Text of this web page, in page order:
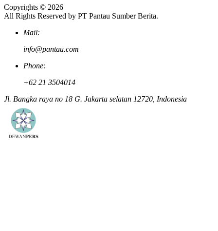
Copyrights © 2026
All Rights Reserved by PT Pantau Sumber Berita.
Mail:
info@pantau.com
Phone:
+62 21 3504014
Jl. Bangka raya no 18 G. Jakarta selatan 12720, Indonesia